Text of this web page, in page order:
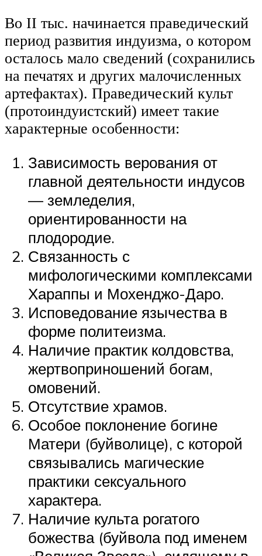
Во II тыс. начинается праведический
период развития индуизма, о котором
осталось мало сведений (сохранились
на печатях и других малочисленных
артефактах). Праведический культ
(протоиндуистский) имеет такие
характерные особенности:
Зависимость верования от
главной деятельности индусов
— земледелия,
ориентированности на
плодородие.
Связанность с
мифологическими комплексами
Хараппы и Мохенджо-Даро.
Исповедование язычества в
форме политеизма.
Наличие практик колдовства,
жертвоприношений богам,
омовений.
Отсутствие храмов.
Особое поклонение богине
Матери (буйволице), с которой
связывались магические
практики сексуального
характера.
Наличие культа рогатого
божества (буйвола под именем